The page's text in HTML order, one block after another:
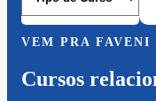
VEM PRA FAVENI
Cursos